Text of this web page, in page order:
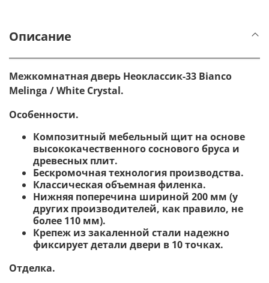
Описание
Межкомнатная дверь Неоклассик-33 Bianco
Melinga / White Сrystal.
Особенности.
Композитный мебельный щит на основе
высококачественного соснового бруса и
древесных плит.
Бескромочная технология производства.
Классическая объемная филенка.
Нижняя поперечина шириной 200 мм (у
других производителей, как правило, не
более 110 мм).
Крепеж из закаленной стали надежно
фиксирует детали двери в 10 точках.
Отделка.